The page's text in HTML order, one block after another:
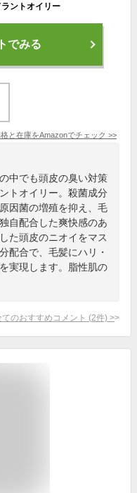
ントオイリー
でみる
と在庫をAmazonでチェック >>
中でも頭皮の臭い対策
トオイリー。殺菌成分
因菌の増殖を抑え、毛
自配合した爽快感のあ
た頭皮のニオイをマス
配合で、毛髪にハリ・
実現します。脂性肌の
てのおすすめコメント (2件) >